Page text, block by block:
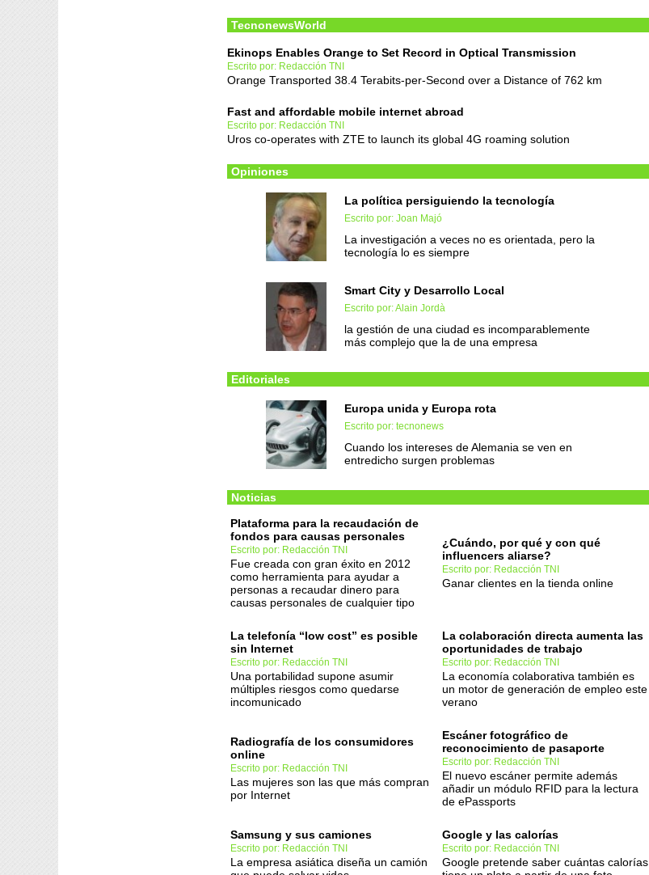
TecnonewsWorld
Ekinops Enables Orange to Set Record in Optical Transmission
Escrito por: Redacción TNI
Orange Transported 38.4 Terabits-per-Second over a Distance of 762 km
Fast and affordable mobile internet abroad
Escrito por: Redacción TNI
Uros co-operates with ZTE to launch its global 4G roaming solution
Opiniones
La política persiguiendo la tecnología
Escrito por: Joan Majó
La investigación a veces no es orientada, pero la
tecnología lo es siempre
Smart City y Desarrollo Local
Escrito por: Alain Jordà
la gestión de una ciudad es incomparablemente
más complejo que la de una empresa
Editoriales
Europa unida y Europa rota
Escrito por: tecnonews
Cuando los intereses de Alemania se ven en
entredicho surgen problemas
Noticias
Plataforma para la recaudación de
fondos para causas personales
Escrito por: Redacción TNI
Fue creada con gran éxito en 2012
como herramienta para ayudar a
personas a recaudar dinero para
causas personales de cualquier tipo
¿Cuándo, por qué y con qué
influencers aliarse?
Escrito por: Redacción TNI
Ganar clientes en la tienda online
La telefonía “low cost” es posible
sin Internet
Escrito por: Redacción TNI
Una portabilidad supone asumir
múltiples riesgos como quedarse
incomunicado
La colaboración directa aumenta las
oportunidades de trabajo
Escrito por: Redacción TNI
La economía colaborativa también es
un motor de generación de empleo este
verano
Radiografía de los consumidores
online
Escrito por: Redacción TNI
Las mujeres son las que más compran
por Internet
Escáner fotográfico de
reconocimiento de pasaporte
Escrito por: Redacción TNI
El nuevo escáner permite además
añadir un módulo RFID para la lectura
de ePassports
Samsung y sus camiones
Escrito por: Redacción TNI
La empresa asiática diseña un camión
Google y las calorías
Escrito por: Redacción TNI
Google pretende saber cuántas calorías